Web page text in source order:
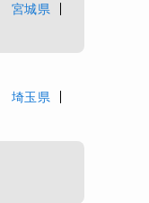
宮城県
埼玉県